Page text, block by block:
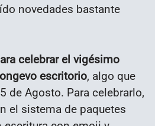
novedades bastante
celebrar el vigésimo
escritorio, algo que
de Agosto. Para celebrarlo,
el sistema de paquetes